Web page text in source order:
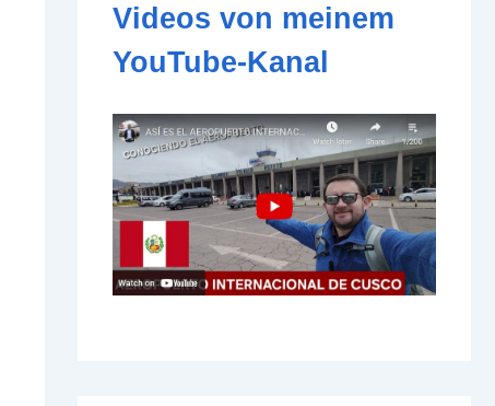
Videos von meinem
YouTube-Kanal